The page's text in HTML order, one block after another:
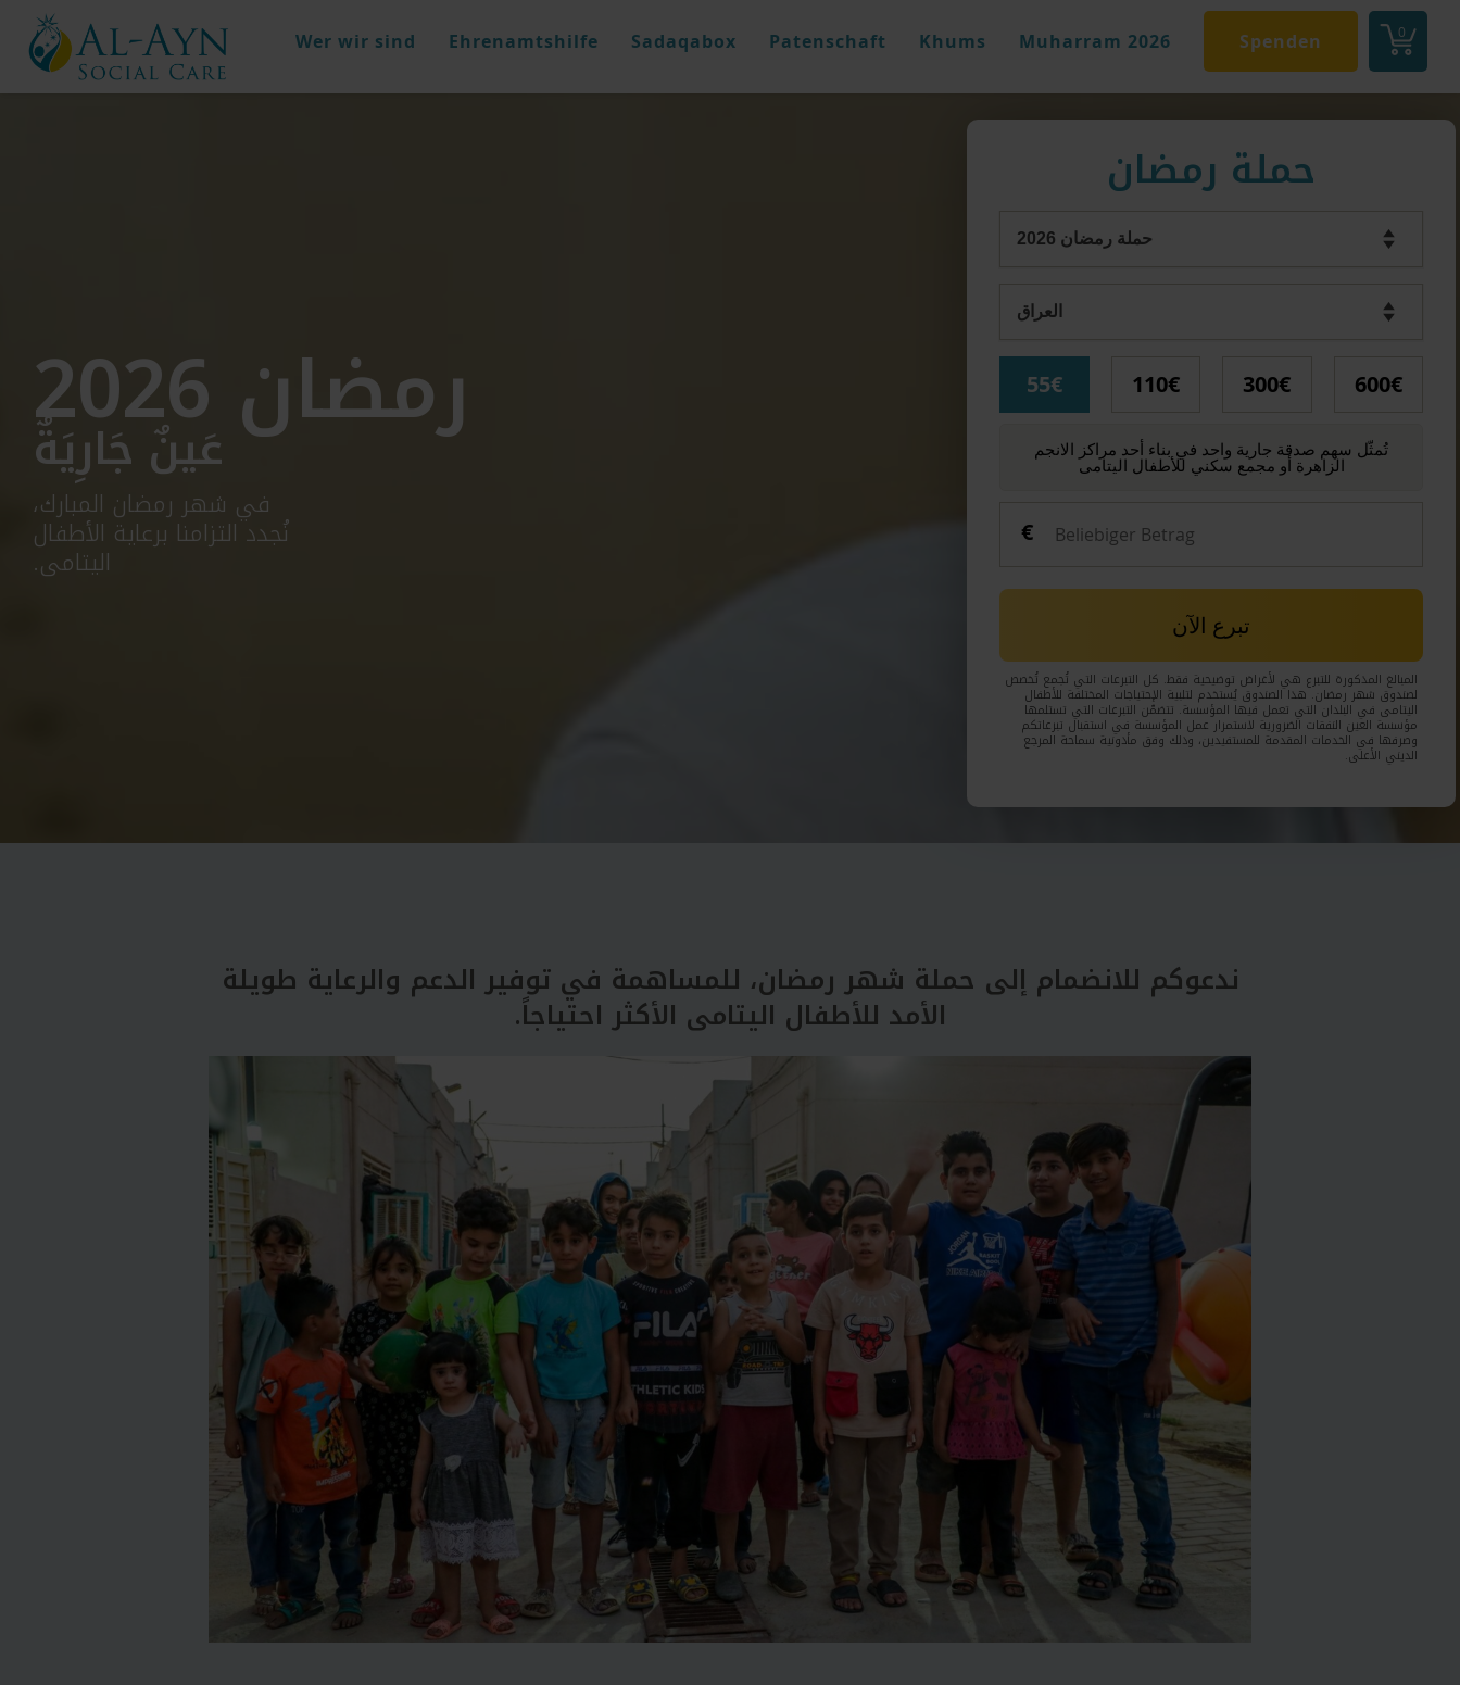
0
Wer wir sind Ehrenamtshilfe Sadaqabox Patenschaft Khums Muharram 2026 Spenden
رمضان 2026عَينٌ جَارِيَةٌ
في شهر رمضان المبارك،
نُجدد التزامنا برعاية الأطفال
اليتامى.
حملة رمضان
55€ 110€ 300€ 600€
‏تُمثّل سهم صدقة جارية واحد في بناء أحد مراكز الانجم
الزاهرة أو مجمع سكني للأطفال اليتامى
تبرع الآن
المبالغ المذكورة للتبرع هي لأغراض توضيحية فقط. كل التبرعات التي تُجمع تُخصص
لصندوق شهر رمضان. هذا الصندوق يُستخدم لتلبية الإحتياجات المختلفة للأطفال
اليتامى في البلدان التي تعمل فيها المؤسسة. تتضمّن التبرعات التي تستلمها
مؤسسة العين النفقات الضرورية لاستمرار عمل المؤسسة في استقبال تبرعاتكم
وصرفها في الخدمات المقدمة للمستفيدين، وذلك وفق مأذونية سماحة المرجع
الديني الأعلى.
ندعوكم للانضمام إلى حملة شهر رمضان، للمساهمة في توفير الدعم والرعاية طويلة
الأمد للأطفال اليتامى الأكثر احتياجاً.